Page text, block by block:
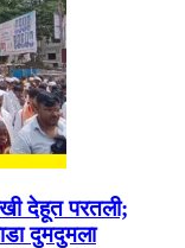
देहूत परतली;
दुमदुमला